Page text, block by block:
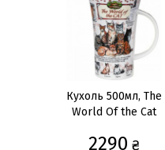
Кухоль 500мл, The
World Of the Cat
2290 ₴